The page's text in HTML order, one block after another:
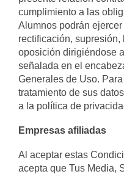
cumplimiento a las
Alumnos podrán
rectificación,
oposición dirigiéndose
señalada en el
Generales de Uso.
tratamiento de sus
a la política de
Empresas afiliadas
Al aceptar estas
acepta que Tus Media,